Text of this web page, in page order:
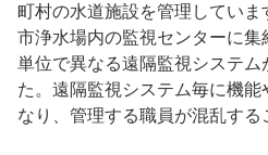
町村の水道施設を管理していま
市浄水場内の監視センターに
単位で異なる遠隔監視システ
た。遠隔監視システム毎に機
なり、管理する職員が混乱する